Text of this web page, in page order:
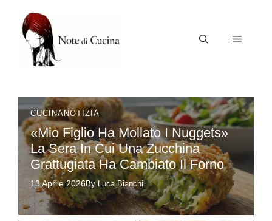
contenuto
Menu
CUCINA NOTIZIA
«Mio Figlio Ha Mollato I Nuggets»
La Sera In Cui Una Zucchina
Grattugiata Ha Cambiato Il Forno
13 Aprile 2026By Luca Bianchi